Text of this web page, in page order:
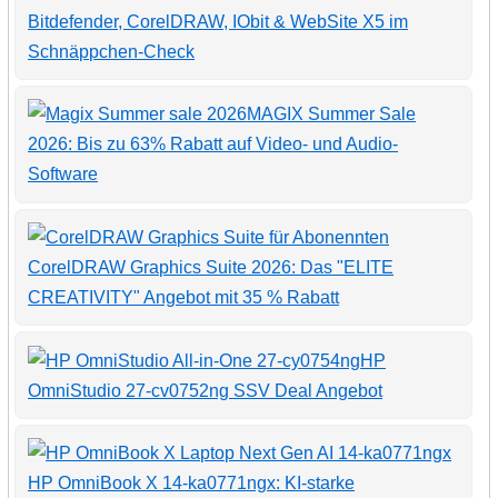
Bitdefender, CorelDRAW, IObit & WebSite X5 im
Schnäppchen-Check
MAGIX Summer Sale
2026: Bis zu 63% Rabatt auf Video- und Audio-
Software
CorelDRAW Graphics Suite 2026: Das "ELITE
CREATIVITY" Angebot mit 35 % Rabatt
HP
OmniStudio 27-cv0752ng SSV Deal Angebot
HP OmniBook X 14-ka0771ngx: KI-starke